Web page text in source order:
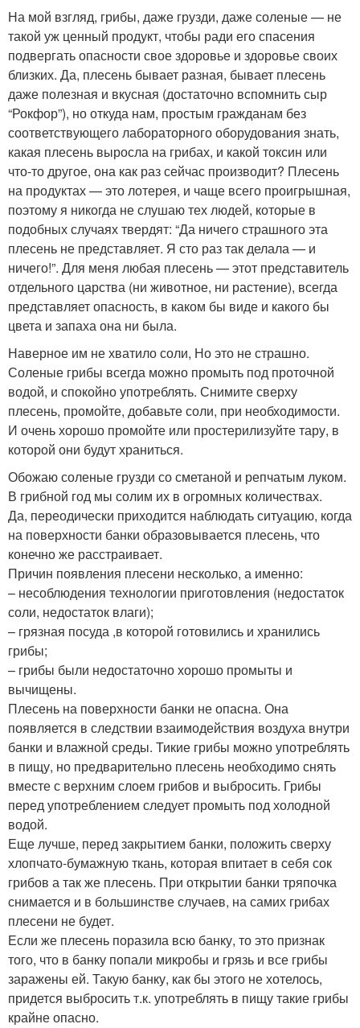
На мой взгляд, грибы, даже грузди, даже соленые — не
такой уж ценный продукт, чтобы ради его спасения
подвергать опасности свое здоровье и здоровье своих
близких. Да, плесень бывает разная, бывает плесень
даже полезная и вкусная (достаточно вспомнить сыр
“Рокфор”), но откуда нам, простым гражданам без
соответствующего лабораторного оборудования знать,
какая плесень выросла на грибах, и какой токсин или
что-то другое, она как раз сейчас производит? Плесень
на продуктах — это лотерея, и чаще всего проигрышная,
поэтому я никогда не слушаю тех людей, которые в
подобных случаях твердят: “Да ничего страшного эта
плесень не представляет. Я сто раз так делала — и
ничего!”. Для меня любая плесень — этот представитель
отдельного царства (ни животное, ни растение), всегда
представляет опасность, в каком бы виде и какого бы
цвета и запаха она ни была.
Наверное им не хватило соли, Но это не страшно.
Соленые грибы всегда можно промыть под проточной
водой, и спокойно употреблять. Снимите сверху
плесень, промойте, добавьте соли, при необходимости.
И очень хорошо промойте или простерилизуйте тару, в
которой они будут храниться.
Обожаю соленые грузди со сметаной и репчатым луком.
В грибной год мы солим их в огромных количествах.
Да, переодически приходится наблюдать ситуацию, когда
на поверхности банки образовывается плесень, что
конечно же расстраивает.
Причин появления плесени несколько, а именно:
– несоблюдения технологии приготовления (недостаток
соли, недостаток влаги);
– грязная посуда ,в которой готовились и хранились
грибы;
– грибы были недостаточно хорошо промыты и
вычищены.
Плесень на поверхности банки не опасна. Она
появляется в следствии взаимодействия воздуха внутри
банки и влажной среды. Тикие грибы можно употреблять
в пищу, но предварительно плесень необходимо снять
вместе с верхним слоем грибов и выбросить. Грибы
перед употреблением следует промыть под холодной
водой.
Еще лучше, перед закрытием банки, положить сверху
хлопчато-бумажную ткань, которая впитает в себя сок
грибов а так же плесень. При открытии банки тряпочка
снимается и в большинстве случаев, на самих грибах
плесени не будет.
Если же плесень поразила всю банку, то это признак
того, что в банку попали микробы и грязь и все грибы
заражены ей. Такую банку, как бы этого не хотелось,
придется выбросить т.к. употреблять в пищу такие грибы
крайне опасно.